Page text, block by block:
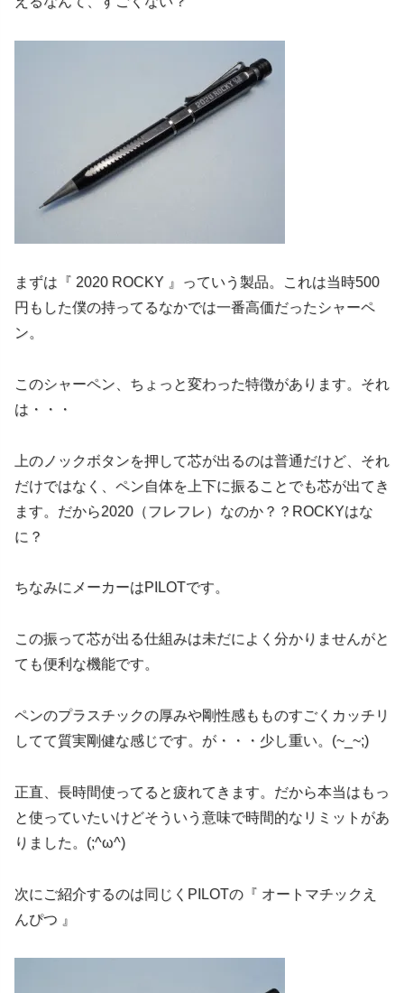
まずは『 2020 ROCKY 』っていう製品。これは当時500
円もした僕の持ってるなかでは一番高価だったシャーペ
ン。
このシャーペン、ちょっと変わった特徴があります。それ
は・・・
上のノックボタンを押して芯が出るのは普通だけど、それ
だけではなく、ペン自体を上下に振ることでも芯が出てき
ます。だから2020（フレフレ）なのか？？ROCKYはな
に？
ちなみにメーカーはPILOTです。
この振って芯が出る仕組みは未だによく分かりませんがと
ても便利な機能です。
ペンのプラスチックの厚みや剛性感もものすごくカッチリ
してて質実剛健な感じです。が・・・少し重い。(~_~;)
正直、長時間使ってると疲れてきます。だから本当はもっ
と使っていたいけどそういう意味で時間的なリミットがあ
りました。(;^ω^)
次にご紹介するのは同じくPILOTの『 オートマチックえ
んぴつ 』